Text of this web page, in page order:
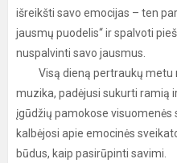
išreikšti savo emocijas – ten
jausmų puodelis“ ir spalvoti
nuspalvinti savo jausmus.
Visą dieną pertraukų metu
muzika, padėjusi sukurti ramią
įgūdžių pamokose visuomenės
kalbėjosi apie emocinės
būdus, kaip pasirūpinti savimi.